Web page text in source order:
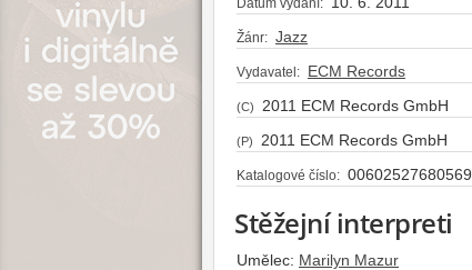
Žánr: Jazz
Vydavatel: ECM Records
(C) 2011 ECM Records GmbH
(P) 2011 ECM Records GmbH
Katalogové číslo: 00602527680569
Stěžejní interpreti
Umělec: Marilyn Mazur